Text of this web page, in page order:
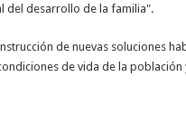
del desarrollo de la familia".
de nuevas soluciones
de vida de la población